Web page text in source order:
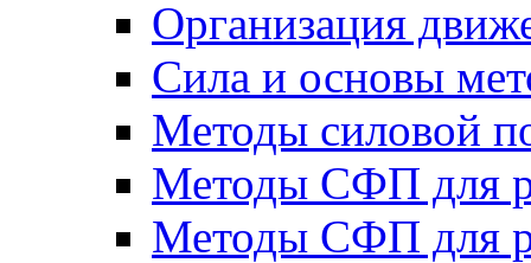
Организация
Сила и основы
Методы силовой
Методы СФП для
Методы СФП для